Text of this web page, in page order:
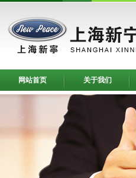
网站首页 关于我们